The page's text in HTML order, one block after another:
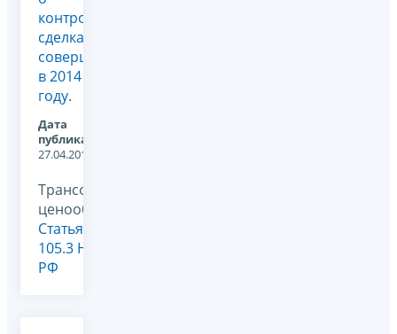
контролируемых
сделках,
совершенных
в 2014
году.
Дата
публикации:
27.04.2015
Трансфертное
ценообразование,
Статья
105.3 НК
РФ